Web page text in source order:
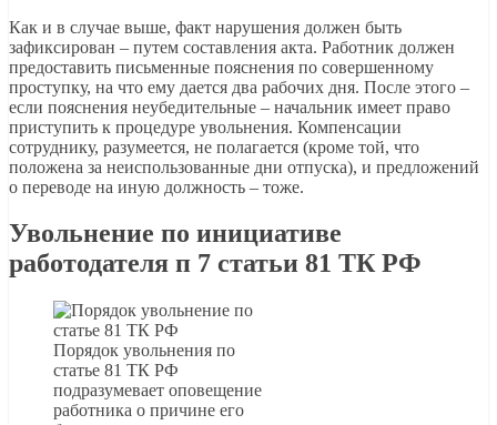
Как и в случае выше, факт нарушения должен быть
зафиксирован – путем составления акта. Работник должен
предоставить письменные пояснения по совершенному
проступку, на что ему дается два рабочих дня. После этого –
если пояснения неубедительные – начальник имеет право
приступить к процедуре увольнения. Компенсации
сотруднику, разумеется, не полагается (кроме той, что
положена за неиспользованные дни отпуска), и предложений
о переводе на иную должность – тоже.
Увольнение по инициативе
работодателя п 7 статьи 81 ТК РФ
Порядок увольнения по
статье 81 ТК РФ
подразумевает оповещение
работника о причине его